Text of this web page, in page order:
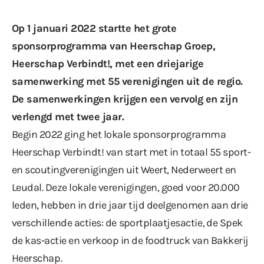
Op 1 januari 2022 startte het grote
sponsorprogramma van Heerschap Groep,
Heerschap Verbindt!, met een driejarige
samenwerking met 55 verenigingen uit de regio.
De samenwerkingen krijgen een vervolg en zijn
verlengd met twee jaar.
Begin 2022 ging het lokale sponsorprogramma
Heerschap Verbindt! van start met in totaal 55 sport-
en scoutingverenigingen uit Weert, Nederweert en
Leudal. Deze lokale verenigingen, goed voor 20.000
leden, hebben in drie jaar tijd deelgenomen aan drie
verschillende acties: de sportplaatjesactie, deSpek
de kas-actieenverkoop in de foodtruck van Bakkerij
Heerschap.